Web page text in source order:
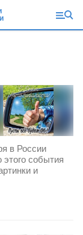
в России
события
и